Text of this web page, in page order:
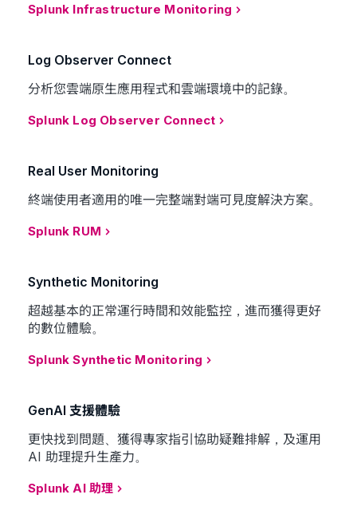
Splunk Infrastructure Monitoring
Log Observer Connect
分析您雲端原生應用程式和雲端環境中的記錄。
Splunk Log Observer Connect
Real User Monitoring
終端使用者適用的唯一完整端對端可見度解決方案。
Splunk RUM
Synthetic Monitoring
超越基本的正常運行時間和效能監控，進而獲得更好
的數位體驗。
Splunk Synthetic Monitoring
GenAI 支援體驗
更快找到問題、獲得專家指引協助疑難排解，及運用
AI 助理提升生產力。
Splunk AI 助理